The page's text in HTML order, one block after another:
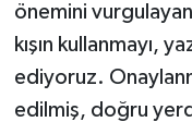
önemini
kışın kullanmayı,
ediyoruz.
edilmiş, doğru